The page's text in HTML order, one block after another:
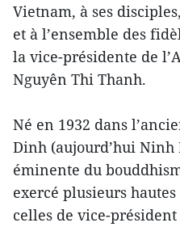
Vietnam, à ses
et à l’ensemble des
la vice-présidente de
Nguyên Thi Thanh.
Né en 1932 dans
Dinh (aujourd’hui
éminente du
exercé plusieurs
celles de vice-